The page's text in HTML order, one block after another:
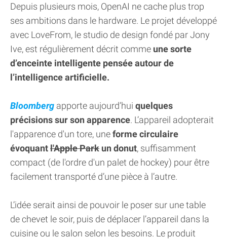
Depuis plusieurs mois, OpenAI ne cache plus trop
ses ambitions dans le hardware. Le projet développé
avec LoveFrom, le studio de design fondé par Jony
Ive, est régulièrement décrit comme une sorte
d’enceinte intelligente pensée autour de
l’intelligence artificielle.
Bloomberg apporte aujourd’hui quelques
précisions sur son apparence. L’appareil adopterait
l'apparence d'un tore, uneforme circulaire
évoquantl'Apple Park un donut, suffisamment
compact (de l'ordre d'un palet de hockey) pour être
facilement transporté d’une pièce à l’autre.
L’idée serait ainsi de pouvoir le poser sur une table
de chevet le soir, puis de déplacer l’appareil dans la
cuisine ou le salon selon les besoins. Le produit